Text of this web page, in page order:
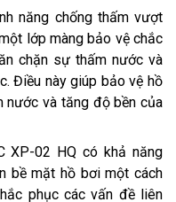
năng chống thấm vượt
lớp màng bảo vệ chắc
chặn sự thấm nước và
Điều này giúp bảo vệ hồ
nước và tăng độ bền của
XP-02 HQ có khả năng
bề mặt hồ bơi một cách
phục các vấn đề liên